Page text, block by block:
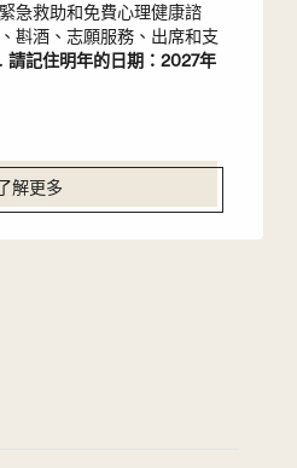
急救助和免費心理健康諮
斟酒、志願服務、出席和支
請記住明年的日期：2027年
了解更多